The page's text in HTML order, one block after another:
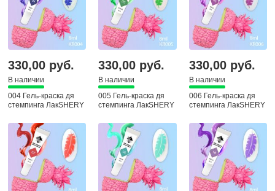
330,00 руб.
В наличии
004 Гель-краска дя
стемпинга ЛакSHERY
330,00 руб.
В наличии
005 Гель-краска дя
стемпинга ЛакSHERY
330,00 руб.
В наличии
006 Гель-краска дя
стемпинга ЛакSHERY